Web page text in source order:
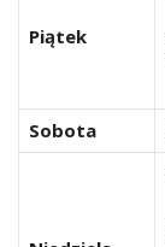
Piątek
Sobota